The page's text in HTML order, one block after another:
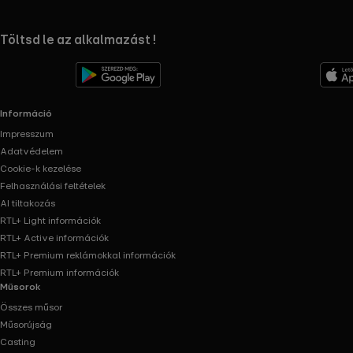
RTL+ useful links.
Töltsd le az alkalmazást !
Információ
Impresszum
Adatvédelem
Cookie-k kezelése
Felhasználási feltételek
AI tiltakozás
RTL+ Light információk
RTL+ Active információk
RTL+ Premium reklámokkal információk
RTL+ Premium információk
Műsorok
Összes műsor
Műsorújság
Casting